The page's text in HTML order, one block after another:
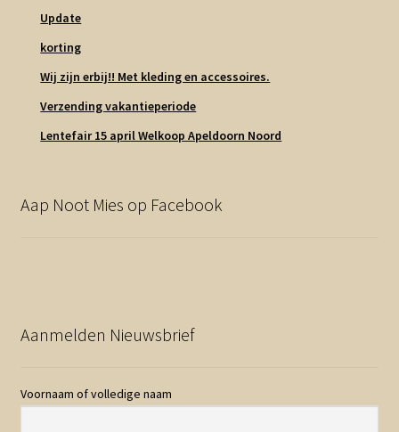
Update
korting
Wij zijn erbij!! Met kleding en accessoires.
Verzending vakantieperiode
Lentefair 15 april Welkoop Apeldoorn Noord
Aap Noot Mies op Facebook
Aanmelden Nieuwsbrief
Voornaam of volledige naam